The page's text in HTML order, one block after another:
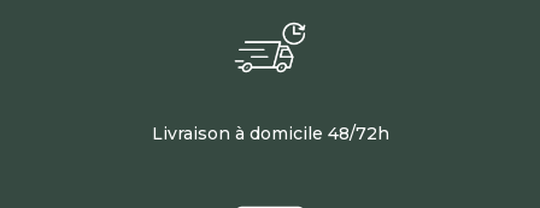
Livraison à domicile 48/72h